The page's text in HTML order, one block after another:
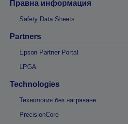
Правна информация
Safety Data Sheets
Partners
Epson Partner Portal
LPGA
Technologies
Технология без нагряване
PrecisionCore